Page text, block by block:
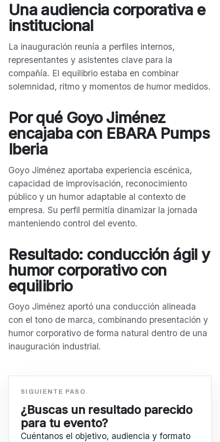
Una audiencia corporativa e
institucional
La inauguración reunía a perfiles internos,
representantes y asistentes clave para la
compañía. El equilibrio estaba en combinar
solemnidad, ritmo y momentos de humor medidos.
Por qué Goyo Jiménez
encajaba con EBARA Pumps
Iberia
Goyo Jiménez aportaba experiencia escénica,
capacidad de improvisación, reconocimiento
público y un humor adaptable al contexto de
empresa. Su perfil permitía dinamizar la jornada
manteniendo control del evento.
Resultado: conducción ágil y
humor corporativo con
equilibrio
Goyo Jiménez aportó una conducción alineada
con el tono de marca, combinando presentación y
humor corporativo de forma natural dentro de una
inauguración industrial.
SIGUIENTE PASO
¿Buscas un resultado parecido
para tu evento?
Cuéntanos el objetivo, audiencia y formato